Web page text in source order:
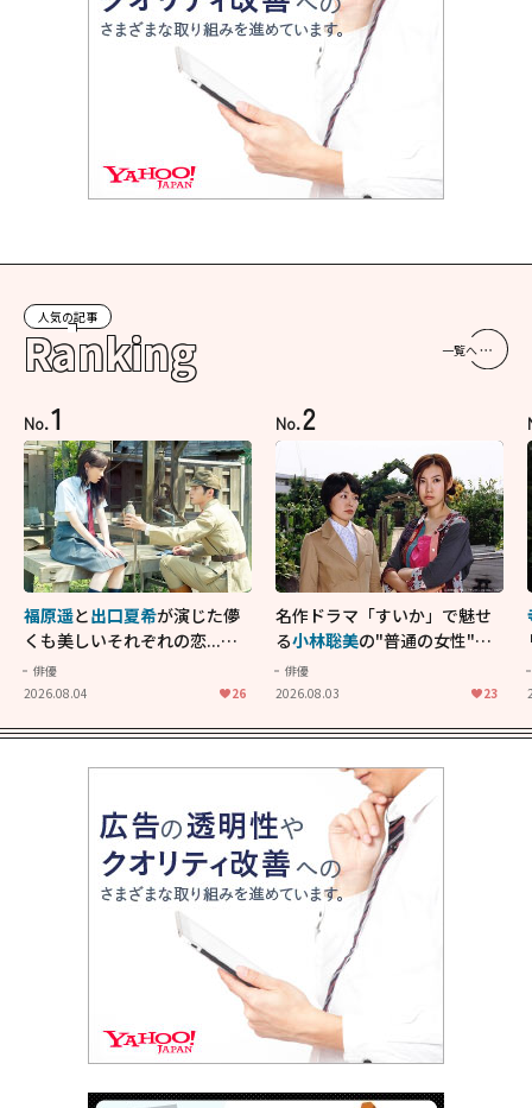
人気の記事
Ranking 一覧へ
No.1
福原遥と出口夏希が演じた儚
くも美しいそれぞれの恋...生
きることの尊さを教えてくれ
た映画「あの花が咲く丘で、
俳優
2026.08.04
26
No.2
名作ドラマ「すいか」で魅せ
る小林聡美の"普通の女性"が
大人に刺さる...映画「かもめ
食堂」にも通じる静かな芝居
俳優
2026.08.03
23